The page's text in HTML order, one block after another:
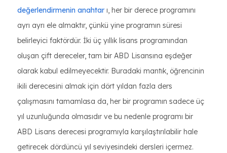
değerlendirmenin anahtar ı, her bir derece programını
ayrı ayrı ele almaktır, çünkü yine programın süresi
belirleyici faktördür. İki üç yıllık lisans programından
oluşan çift dereceler, tam bir ABD Lisansına eşdeğer
olarak kabul edilmeyecektir. Buradaki mantık, öğrencinin
ikili derecesini almak için dört yıldan fazla ders
çalışmasını tamamlasa da, her bir programın sadece üç
yıl uzunluğunda olmasıdır ve bu nedenle programı bir
ABD Lisans derecesi programıyla karşılaştırılabilir hale
getirecek dördüncü yıl seviyesindeki dersleri içermez.